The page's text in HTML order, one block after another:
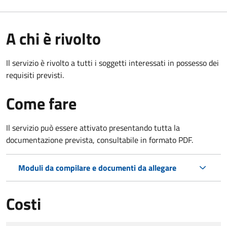
A chi è rivolto
Il servizio è rivolto a tutti i soggetti interessati in possesso dei
requisiti previsti.
Come fare
Il servizio può essere attivato presentando tutta la
documentazione prevista, consultabile in formato PDF.
Moduli da compilare e documenti da allegare
Costi